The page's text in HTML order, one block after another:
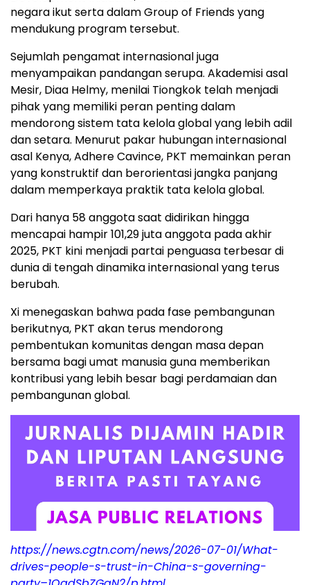
negara ikut serta dalam Group of Friends yang
mendukung program tersebut.
Sejumlah pengamat internasional juga
menyampaikan pandangan serupa. Akademisi asal
Mesir, Diaa Helmy, menilai Tiongkok telah menjadi
pihak yang memiliki peran penting dalam
mendorong sistem tata kelola global yang lebih adil
dan setara. Menurut pakar hubungan internasional
asal Kenya, Adhere Cavince, PKT memainkan peran
yang konstruktif dan berorientasi jangka panjang
dalam memperkaya praktik tata kelola global.
Dari hanya 58 anggota saat didirikan hingga
mencapai hampir 101,29 juta anggota pada akhir
2025, PKT kini menjadi partai penguasa terbesar di
dunia di tengah dinamika internasional yang terus
berubah.
Xi menegaskan bahwa pada fase pembangunan
berikutnya, PKT akan terus mendorong
pembentukan komunitas dengan masa depan
bersama bagi umat manusia guna memberikan
kontribusi yang lebih besar bagi perdamaian dan
pembangunan global.
https://news.cgtn.com/news/2026-07-01/What-
drives-people-s-trust-in-China-s-governing-